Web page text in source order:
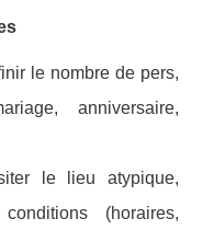
le nombre de pers,
anniversaire,
le lieu atypique,
(horaires,